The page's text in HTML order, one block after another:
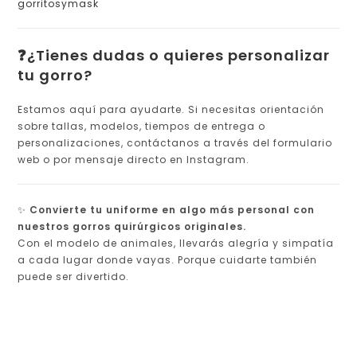
gorritosymask
❓¿Tienes dudas o quieres personalizar
tu gorro?
Estamos aquí para ayudarte. Si necesitas orientación
sobre tallas, modelos, tiempos de entrega o
personalizaciones, contáctanos a través del formulario
web o por mensaje directo en Instagram.
✨ Convierte tu uniforme en algo más personal con
nuestros gorros quirúrgicos originales.
Con el modelo de animales, llevarás alegría y simpatía
a cada lugar donde vayas. Porque cuidarte también
puede ser divertido.